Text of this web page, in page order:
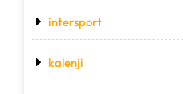
intersport
kalenji